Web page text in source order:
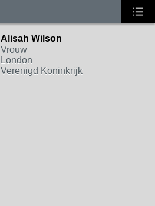
Alisah Wilson
Vrouw
London
Verenigd Koninkrijk